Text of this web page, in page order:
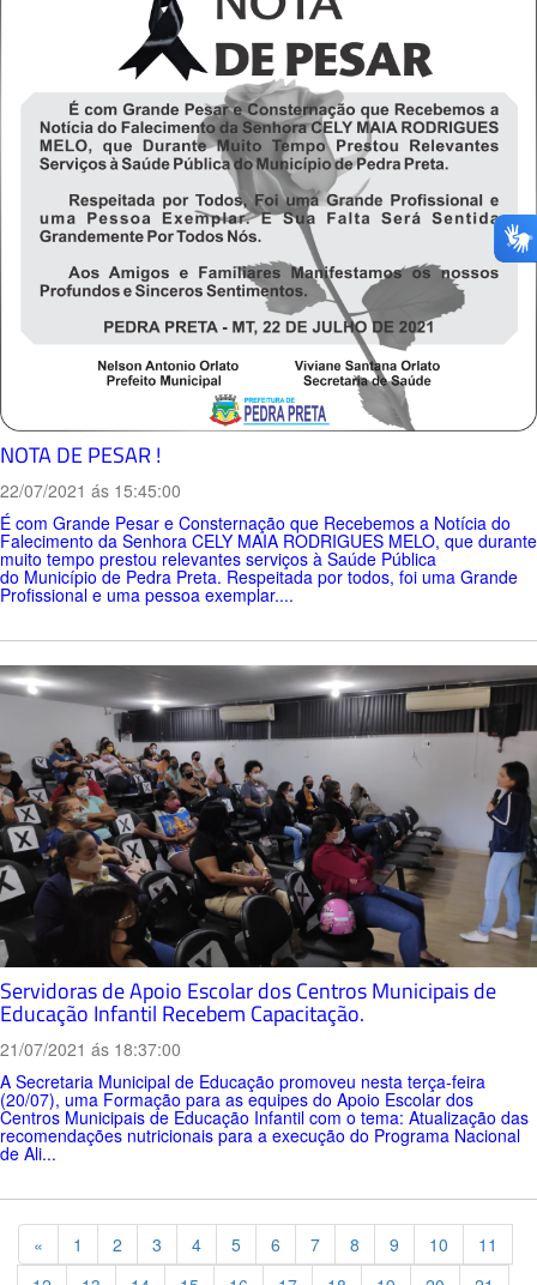
NOTA DE PESAR !
22/07/2021 ás 15:45:00
É com Grande Pesar e Consternação que Recebemos a Notícia do
Falecimento da Senhora CELY MAIA RODRIGUES MELO, que durante
muito tempo prestou relevantes serviços à Saúde Pública
do Município de Pedra Preta. Respeitada por todos, foi uma Grande
Profissional e uma pessoa exemplar....
Servidoras de Apoio Escolar dos Centros Municipais de
Educação Infantil Recebem Capacitação.
21/07/2021 ás 18:37:00
A Secretaria Municipal de Educação promoveu nesta terça-feira
(20/07), uma Formação para as equipes do Apoio Escolar dos
Centros Municipais de Educação Infantil com o tema: Atualização das
recomendações nutricionais para a execução do Programa Nacional
de Ali...
« Previous
1 2 3 4 5 6 7 8 9 10
11